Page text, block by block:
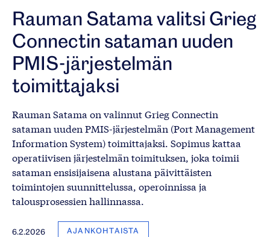
Rauman Satama valitsi Grieg
Connectin sataman uuden
PMIS-järjestelmän
toimittajaksi
Rauman Satama on valinnut Grieg Connectin
sataman uuden PMIS-järjestelmän (Port Management
Information System) toimittajaksi. Sopimus kattaa
operatiivisen järjestelmän toimituksen, joka toimii
sataman ensisijaisena alustana päivittäisten
toimintojen suunnittelussa, operoinnissa ja
talousprosessien hallinnassa.
6.2.2026 AJANKOHTAISTA